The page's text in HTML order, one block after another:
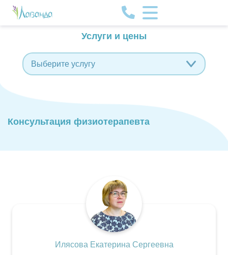
Услуги и цены
Выберите услугу
Консультация физиотерапевта
Илясова Екатерина Сергеевна